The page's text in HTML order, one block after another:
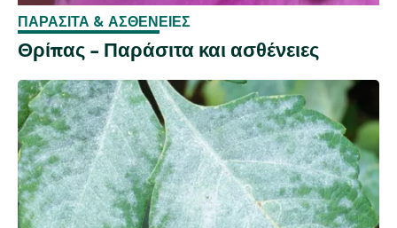
ΠΑΡΆΣΙΤΑ & ΑΣΘΈΝΕΙΕΣ
Θρίπας - Παράσιτα και ασθένειες